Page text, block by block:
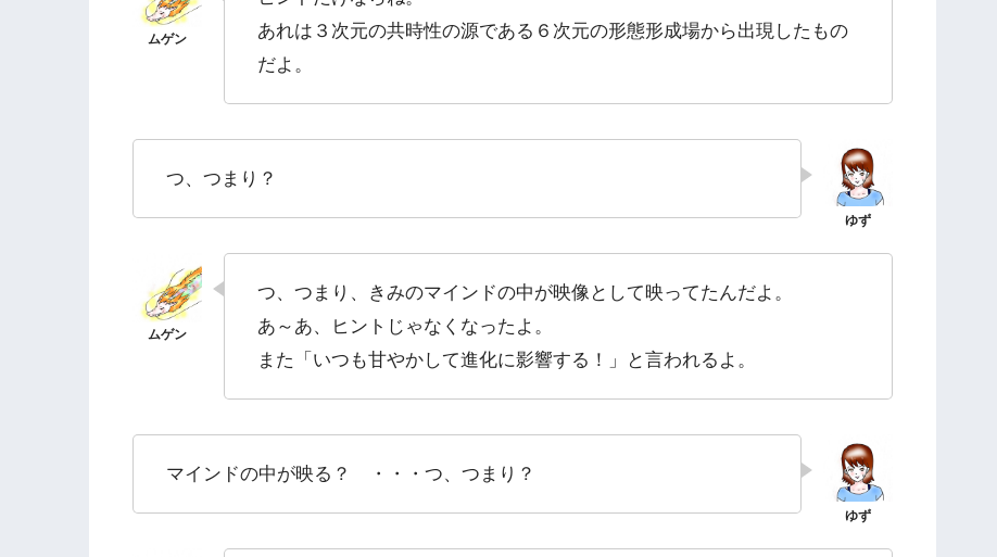
あれは３次元の共時性の源である６次元の形態形成場から出現したもの
だよ。
つ、つまり？
つ、つまり、きみのマインドの中が映像として映ってたんだよ。
あ～あ、ヒントじゃなくなったよ。
また「いつも甘やかして進化に影響する！」と言われるよ。
マインドの中が映る？ ・・・つ、つまり？